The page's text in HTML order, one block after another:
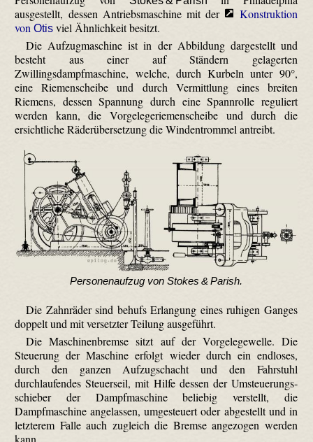
ausgestellt, dessen Antriebsmaschine mit der
Konstruktion
vonOtis viel Ähnlichkeit besitzt.
Die Aufzugmaschine ist in der Abbildung dargestellt und
besteht aus einer auf Ständern gelagerten
Zwillingsdampfmaschine, welche, durch Kurbeln unter 90°,
eine Riemenscheibe und durch Vermittlung eines breiten
Riemens, dessen Spannung durch eine Spannrolle reguliert
werden kann, die Vorgelege­riemen­scheibe und durch die
ersichtliche Räder­über­setzung die Windentrommel antreibt.
Personenaufzug von Stokes & Parish.
Die Zahnräder sind behufs Erlangung eines ruhigen Ganges
doppelt und mit versetzter Teilung ausgeführt.
Die Maschinenbremse sitzt auf der Vorgelege­welle. Die
Steuerung der Maschine erfolgt wieder durch ein endloses,
durch den ganzen Aufzugschacht und den Fahrstuhl
durchlaufendes Steuerseil, mit Hilfe dessen der Umsteu­erungs­
schieber der Dampfmaschine beliebig verstellt, die
Dampfmaschine angelassen, umgesteuert oder abgestellt und in
letzterem Falle auch zugleich die Bremse angezogen werden
kann.